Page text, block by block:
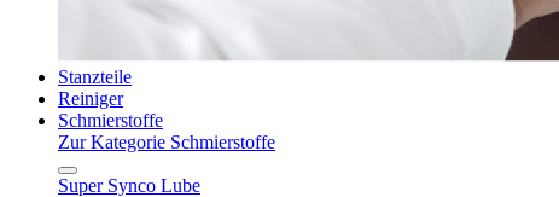
Stanzteile
Reiniger
Schmierstoffe
Zur Kategorie Schmierstoffe
Super Synco Lube